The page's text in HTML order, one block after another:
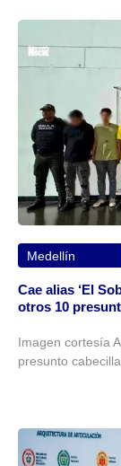
Medellín
Cae alias ‘El
otros 10
Imagen cortesía
presunto cabecilla